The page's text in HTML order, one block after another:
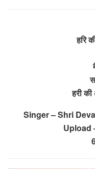
हरि
हरी
Singer – Shri
Upload